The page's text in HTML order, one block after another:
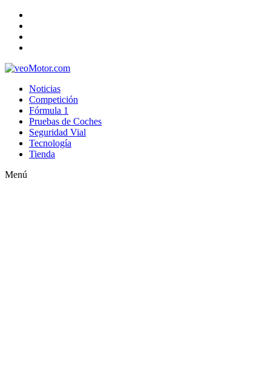
Noticias
Competición
Fórmula 1
Pruebas de Coches
Seguridad Vial
Tecnología
Tienda
Menú